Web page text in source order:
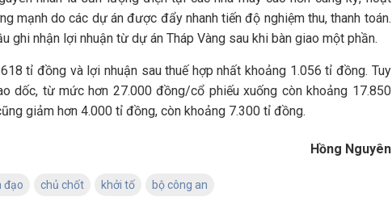
mạnh do các dự án được đẩy nhanh tiến độ nghiệm thu, thanh toán.
nhận lợi nhuận từ dự án Tháp Vàng sau khi bàn giao một phần.
tỉ đồng và lợi nhuận sau thuế hợp nhất khoảng 1.056 tỉ đồng. Tuy
dốc, từ mức hơn 27.000 đồng/cổ phiếu xuống còn khoảng 17.850
giảm hơn 4.000 tỉ đồng, còn khoảng 7.300 tỉ đồng.
Hồng Nguyên
đạo chủ chốt khởi tố bộ công an